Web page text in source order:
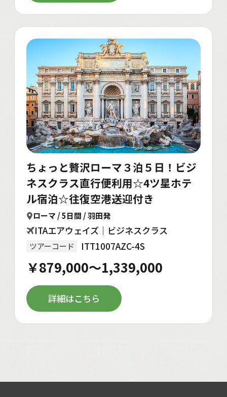
ちょっと贅沢ローマ３泊５日！ビジ
ネスクラス直行便利用☆4ツ星ホテ
ル宿泊☆往復空港送迎付き
ローマ / 5日間 / 羽田発
ITAエアウェイズ｜ビジネスクラス
ツアーコード ITT1007AZC-4S
￥879,000～1,339,000
詳細はこちら